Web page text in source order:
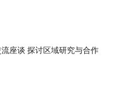
座谈 探讨区域研究与合作